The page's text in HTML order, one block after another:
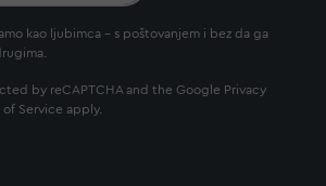
kao ljubimca - s poštovanjem i bez da ga
by reCAPTCHA and the Google Privacy
of Service apply.